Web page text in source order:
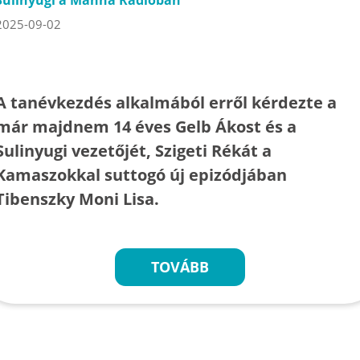
09-02
tanévkezdés alkalmából erről kérdezte a
majdnem 14 éves Gelb Ákost és a
vezetőjét, Szigeti Rékát a
suttogó új epizódjában
Moni Lisa.
TOVÁBB